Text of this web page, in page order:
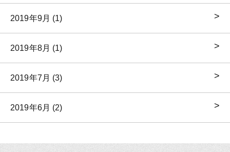
2019年9月 (1)
2019年8月 (1)
2019年7月 (3)
2019年6月 (2)